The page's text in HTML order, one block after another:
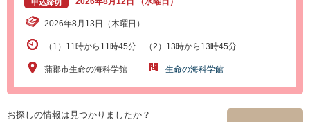
申込締切
2026年8月13日（木曜日）
（1）11時から11時45分 （2）13時から13時45分
蒲郡市生命の海科学館 生命の海科学館
お探しの情報は見つかりましたか？